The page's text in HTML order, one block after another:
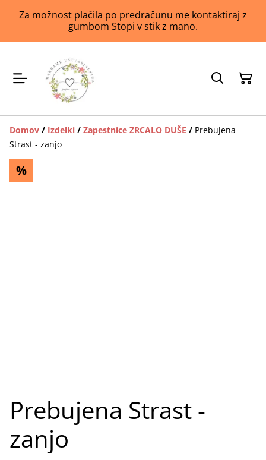
Za možnost plačila po predračunu me kontaktiraj z
gumbom Stopi v stik z mano.
Domov / Izdelki / Zapestnice ZRCALO DUŠE / Prebujena
Strast - zanjo
%
Prebujena Strast -
zanjo